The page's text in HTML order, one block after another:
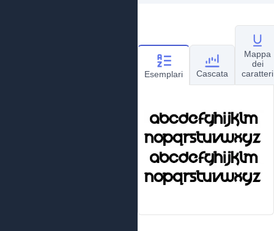
Esemplari Cascata
Mappa
dei
caratteri